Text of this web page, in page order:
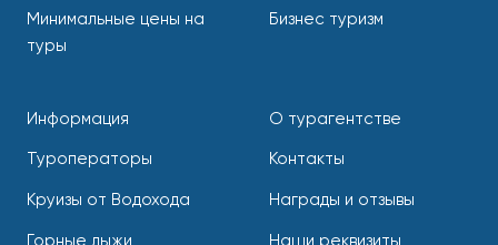
Минимальные цены на
туры
Бизнес туризм
Информация
Туроператоры
Круизы от Водохода
Горные лыжи
О турагентстве
Контакты
Награды и отзывы
Наши реквизиты